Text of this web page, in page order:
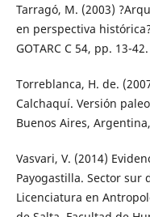
Tarragó, M. (2003)
en perspectiva
GOTARC C 54, pp. 13-42.
Torreblanca, H. de.
Calchaquí. Versión
Buenos Aires,
Vasvari, V. (2014)
Payogastilla. Sector sur
Licenciatura en